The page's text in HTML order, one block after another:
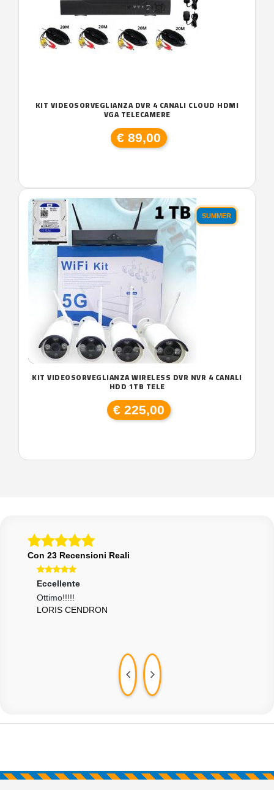
KIT VIDEOSORVEGLIANZA DVR 4 CANALI CLOUD HDMI
VGA TELECAMERE
€ 89,00
SUMMER
KIT VIDEOSORVEGLIANZA WIRELESS DVR NVR 4 CANALI
HDD 1TB TELE
€ 225,00
Con 23 Recensioni Reali
Eccellente
Ottimo!!!!!
LORIS CENDRON